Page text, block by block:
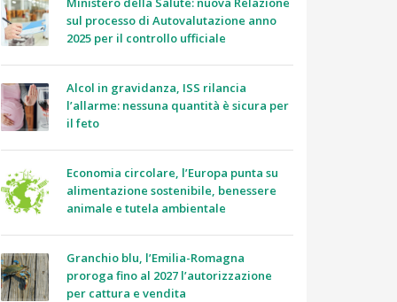
sul processo di Autovalutazione anno
2025 per il controllo ufficiale
Alcol in gravidanza, ISS rilancia
l’allarme: nessuna quantità è sicura per
il feto
Economia circolare, l’Europa punta su
alimentazione sostenibile, benessere
animale e tutela ambientale
Granchio blu, l’Emilia-Romagna
proroga fino al 2027 l’autorizzazione
per cattura e vendita